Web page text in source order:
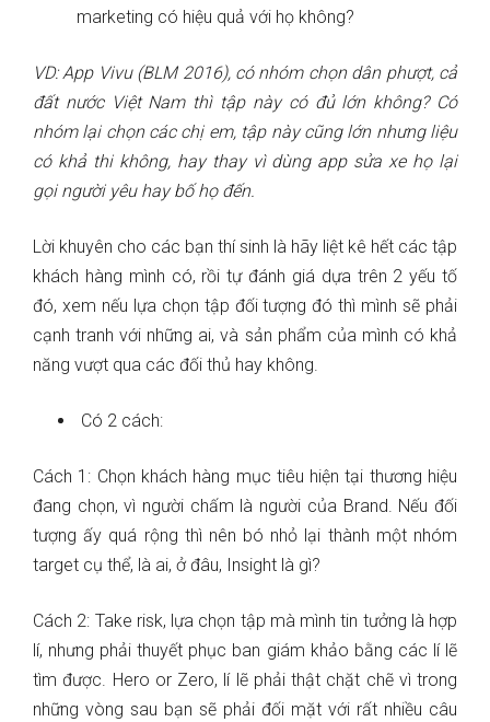
marketing có hiệu quả với họ không?
VD: App Vivu (BLM 2016), có nhóm chọn dân phượt, cả
đất nước Việt Nam thì tập này có đủ lớn không? Có
nhóm lại chọn các chị em, tập này cũng lớn nhưng liệu
có khả thi không, hay thay vì dùng app sửa xe họ lại
gọi người yêu hay bố họ đến.
Lời khuyên cho các bạn thí sinh là hãy liệt kê hết các tập
khách hàng mình có, rồi tự đánh giá dựa trên 2 yếu tố
đó, xem nếu lựa chọn tập đối tượng đó thì mình sẽ phải
cạnh tranh với những ai, và sản phẩm của mình có khả
năng vượt qua các đối thủ hay không.
Có 2 cách:
Cách 1: Chọn khách hàng mục tiêu hiện tại thương hiệu
đang chọn, vì người chấm là người của Brand. Nếu đối
tượng ấy quá rộng thì nên bó nhỏ lại thành một nhóm
target cụ thể, là ai, ở đâu, Insight là gì?
Cách 2: Take risk, lựa chọn tập mà mình tin tưởng là hợp
lí, nhưng phải thuyết phục ban giám khảo bằng các lí lẽ
tìm được. Hero or Zero, lí lẽ phải thật chặt chẽ vì trong
những vòng sau bạn sẽ phải đối mặt với rất nhiều câu